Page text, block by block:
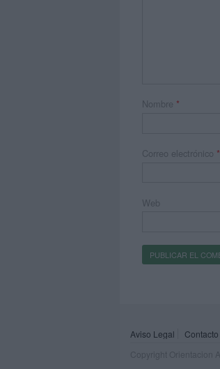
Nombre *
Correo electrónico *
Web
Aviso Legal Contacto